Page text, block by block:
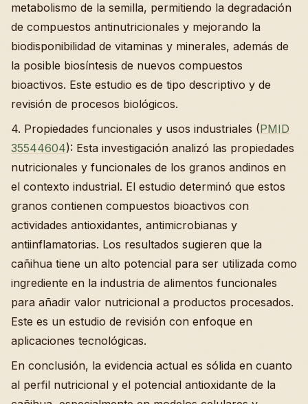
metabolismo de la semilla, permitiendo la degradación
de compuestos antinutricionales y mejorando la
biodisponibilidad de vitaminas y minerales, además de
la posible biosíntesis de nuevos compuestos
bioactivos. Este estudio es de tipo descriptivo y de
revisión de procesos biológicos.
4. Propiedades funcionales y usos industriales (PMID
35544604): Esta investigación analizó las propiedades
nutricionales y funcionales de los granos andinos en
el contexto industrial. El estudio determinó que estos
granos contienen compuestos bioactivos con
actividades antioxidantes, antimicrobianas y
antiinflamatorias. Los resultados sugieren que la
cañihua tiene un alto potencial para ser utilizada como
ingrediente en la industria de alimentos funcionales
para añadir valor nutricional a productos procesados.
Este es un estudio de revisión con enfoque en
aplicaciones tecnológicas.
En conclusión, la evidencia actual es sólida en cuanto
al perfil nutricional y el potencial antioxidante de la